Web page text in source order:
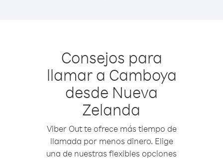
Consejos para
llamar a Camboya
desde Nueva
Zelanda
Viber Out te ofrece más tiempo de
llamada por menos dinero. Elige
una de nuestras flexibles opciones